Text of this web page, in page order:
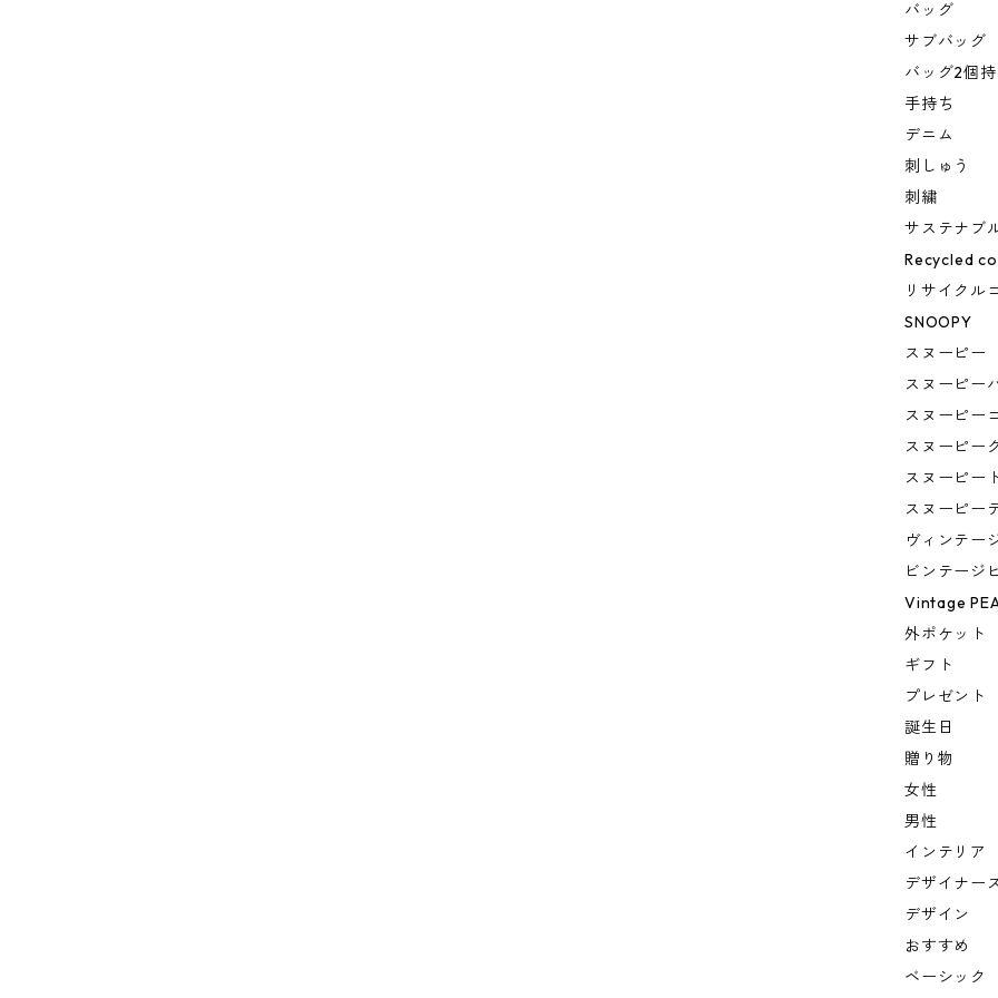
バッグ
サブバッグ
バッグ2個持
手持ち
デニム
刺しゅう
刺繍
サステナブ
Recycled
リサイクル
SNOOPY
スヌーピー
スヌーピー
スヌーピー
スヌーピー
スヌーピー
スヌーピー
ヴィンテー
ビンテージ
Vintage
外ポケット
ギフト
プレゼント
誕生日
贈り物
女性
男性
インテリア
デザイナー
デザイン
おすすめ
ベーシック